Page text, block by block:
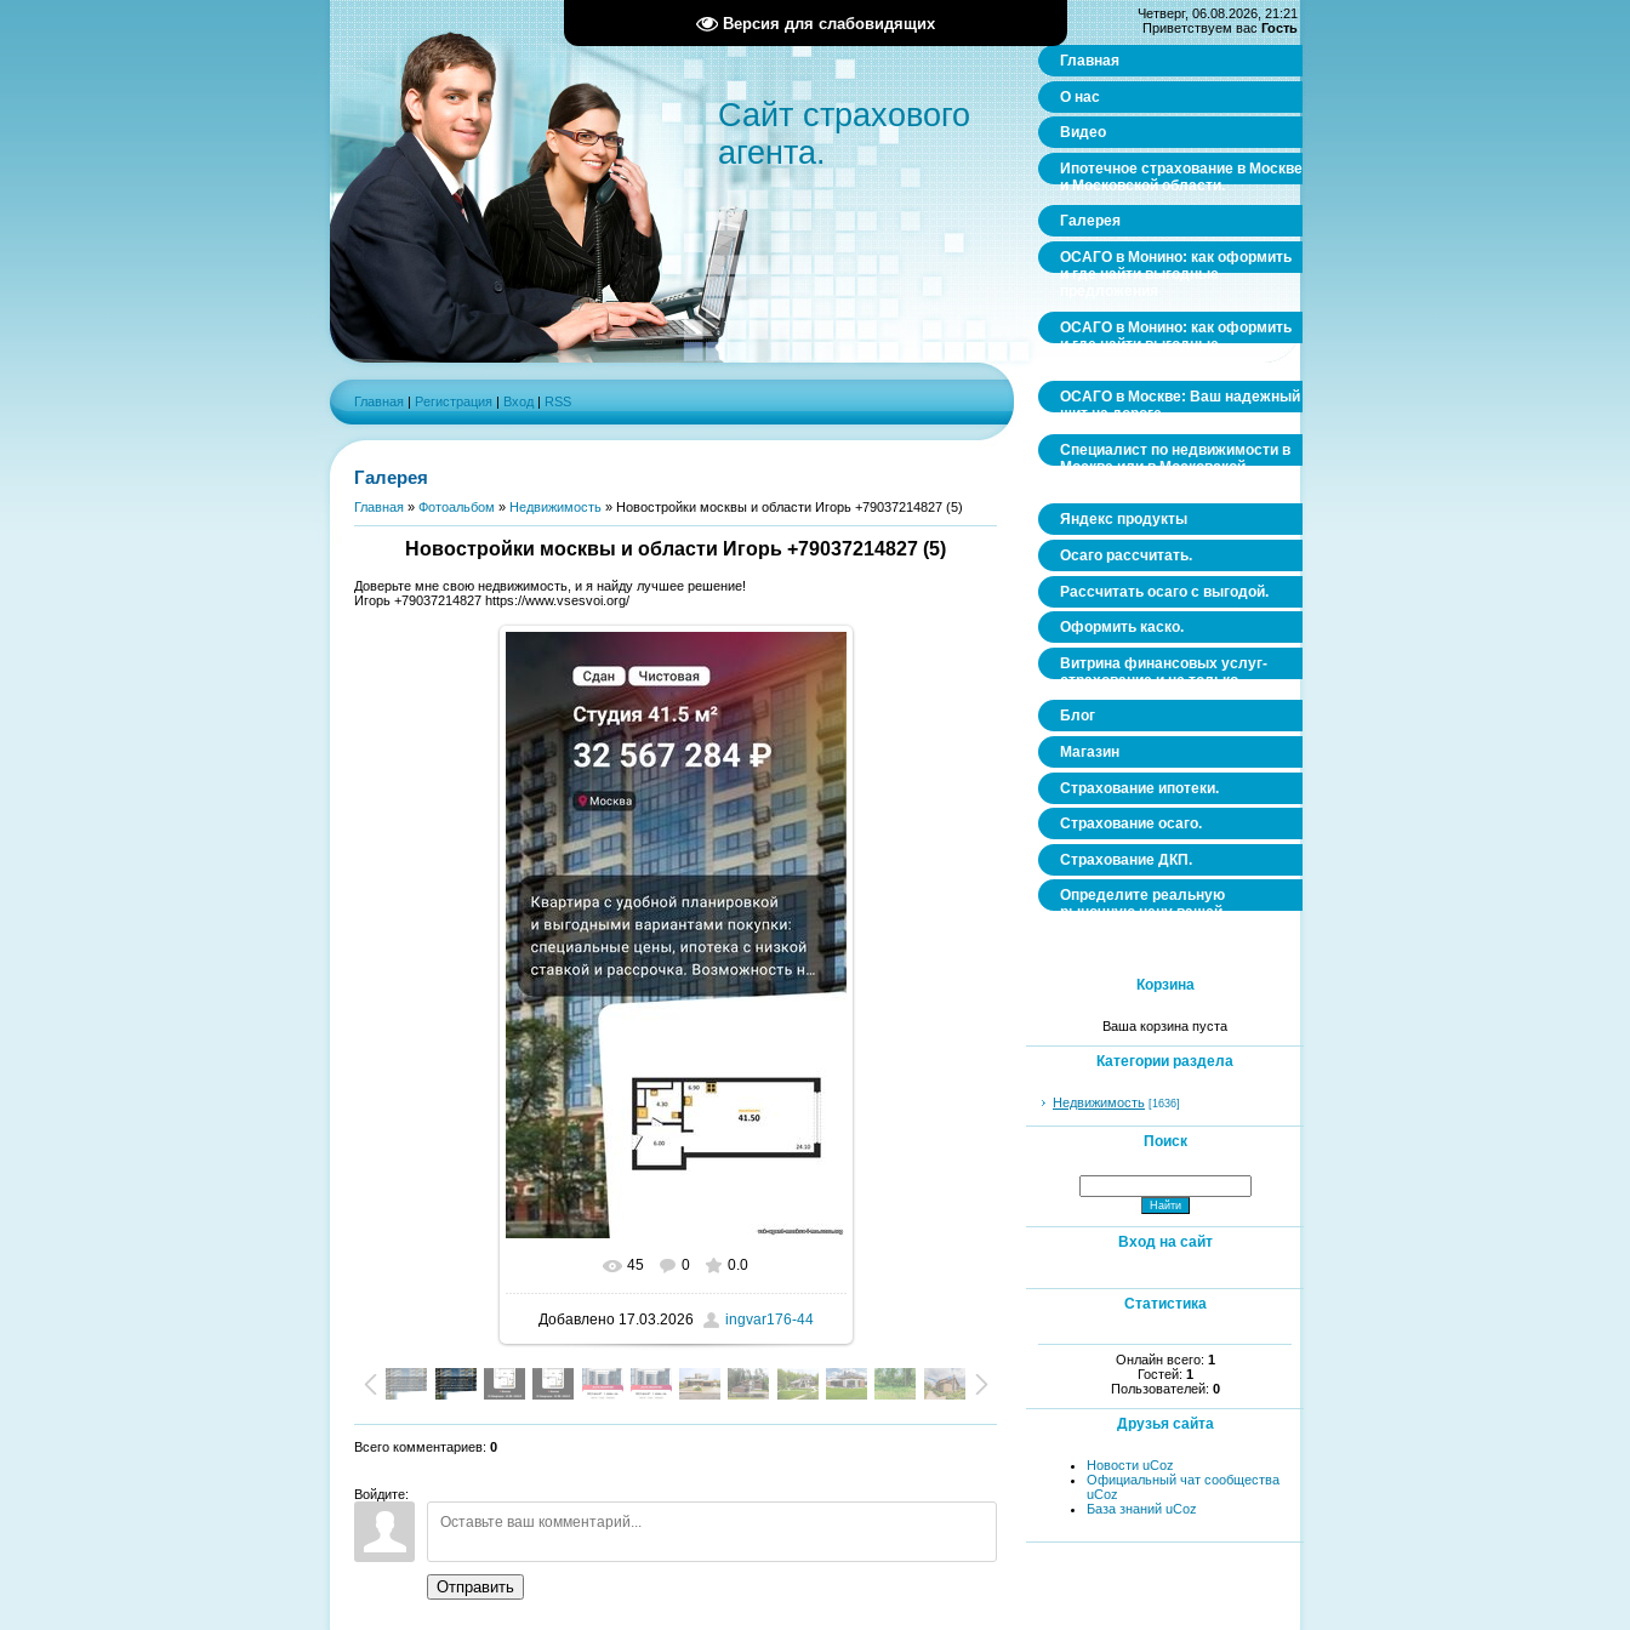
Версия для слабовидящих
Сайт страхового
агента.
Главная | Регистрация | Вход | RSS
Галерея
Главная » Фотоальбом » Недвижимость » Новостройки москвы и области Игорь +79037214827 (5)
Новостройки москвы и области Игорь +79037214827 (5)
Доверьте мне свою недвижимость, и я найду лучшее решение!
Игорь +79037214827 https://www.vsesvoi.org/
В реальном размере 900x1600
45 0 0.0
Добавлено17.03.2026 ingvar176-44
Всего комментариев: 0
Войдите:
Отправить
Четверг, 06.08.2026, 21:21
Приветствуем вас Гость
Главная
О нас
Видео
Ипотечное страхование в Москве
и Московской области.
Галерея
ОСАГО в Монино: как оформить
и где найти выгодные
ОСАГО в Монино: как оформить
и где найти выгодные
ОСАГО в Москве: Ваш надежный
щит на дороге
Специалист по недвижимости в
Москве или в Московской
Яндекс продукты
Осаго рассчитать.
Рассчитать осаго с выгодой.
Оформить каско.
Витрина финансовых услуг-
страхование и не только.
Блог
Магазин
Страхование ипотеки.
Страхование осаго.
Страхование ДКП.
Определите реальную
рыночную цену вашей
Корзина
Ваша корзина пуста
Категории раздела
Недвижимость [1636]
Поиск
Вход на сайт
Статистика
Онлайн всего: 1
Гостей: 1
Пользователей: 0
Друзья сайта
Новости uCoz
Официальный чат сообщества
uCoz
База знаний uCoz